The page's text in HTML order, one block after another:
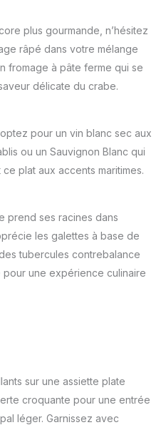
plus gourmande, n’hésitez
râpé dans votre mélange
fromage à pâte ferme qui se
délicate du crabe.
pour un vin blanc sec aux
ou un Sauvignon Blanc qui
plat aux accents maritimes.
prend ses racines dans
les galettes à base de
tubercules contrebalance
une expérience culinaire
sur une assiette plate
croquante pour une entrée
léger. Garnissez avec